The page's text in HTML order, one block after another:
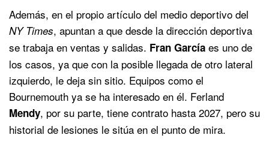
Además, en el propio artículo del medio deportivo del
NY Times, apuntan a que desde la dirección deportiva
se trabaja en ventas y salidas. Fran García es uno de
los casos, ya que con la posible llegada de otro lateral
izquierdo, le deja sin sitio. Equipos como el
Bournemouth ya se ha interesado en él. Ferland
Mendy, por su parte, tiene contrato hasta 2027, pero su
historial de lesiones le sitúa en el punto de mira.